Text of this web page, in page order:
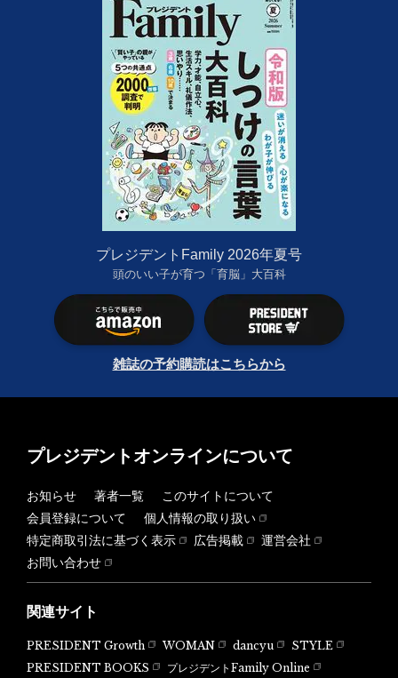
プレジデントFamily 2026年夏号
頭のいい子が育つ「育脳」大百科
雑誌の予約購読はこちらから
プレジデントオンラインについて
お知らせ 著者一覧
このサイトについて
会員登録について
個人情報の取り扱い
特定商取引法に基づく表示
広告掲載
運営会社
お問い合わせ
関連サイト
PRESIDENT Growth WOMAN dancyu
STYLE
PRESIDENT BOOKS
プレジデントFamily Online